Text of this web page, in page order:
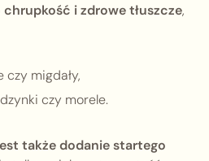
i zdrowe tłuszcze,
czy migdały,
czy morele.
także dodanie startego